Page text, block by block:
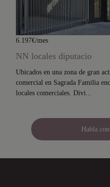
6.197€/mes
NN locales diputacio
Ubicados en una zona de gran
comercial en Sagrada Familia
locales comerciales. Divi...
Habla